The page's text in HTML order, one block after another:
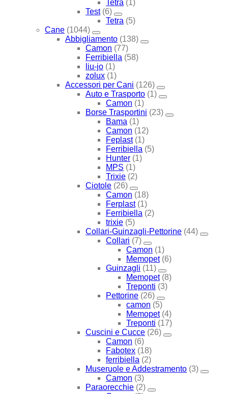
Tetra (1)
Test (6)
Tetra (5)
Cane (1044)
Abbigliamento (138)
Camon (77)
Ferribiella (58)
liu-jo (1)
zolux (1)
Accessori per Cani (126)
Auto e Trasporto (1)
Camon (1)
Borse Trasportini (23)
Bama (1)
Camon (12)
Feplast (1)
Ferribiella (5)
Hunter (1)
MPS (1)
Trixie (2)
Ciotole (26)
Camon (18)
Ferplast (1)
Ferribiella (2)
trixie (5)
Collari-Guinzagli-Pettorine (44)
Collari (7)
Camon (1)
Memopet (6)
Guinzagli (11)
Memopet (8)
Treponti (3)
Pettorine (26)
camon (5)
Memopet (4)
Treponti (17)
Cuscini e Cucce (26)
Camon (6)
Fabotex (18)
ferribiella (2)
Museruole e Addestramento (3)
Camon (3)
Paraorecchie (2)